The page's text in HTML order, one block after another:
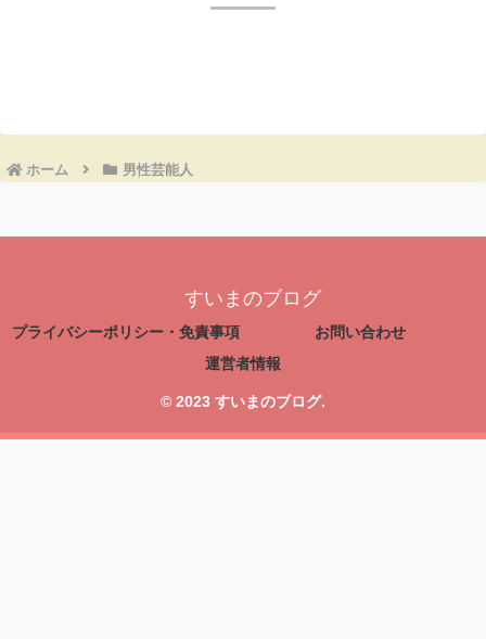
ホーム 男性芸能人
すいまのブログ
プライバシーポリシー・免責事項
お問い合わせ
運営者情報
© 2023 すいまのブログ.